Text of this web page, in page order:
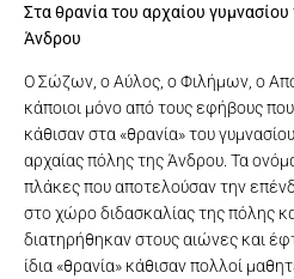
Στα θρανία του αρχαίου
Άνδρου
Ο Σώζων, ο Αύλος, ο Φιλήμων, ο
κάποιοι μόνο από τους εφήβους
κάθισαν στα «θρανία» του
αρχαίας πόλης της Άνδρου. Τα
πλάκες που αποτελούσαν την
στο χώρο διδασκαλίας της πόλης
διατηρήθηκαν στους αιώνες και
ίδια «θρανία» κάθισαν πολλοί